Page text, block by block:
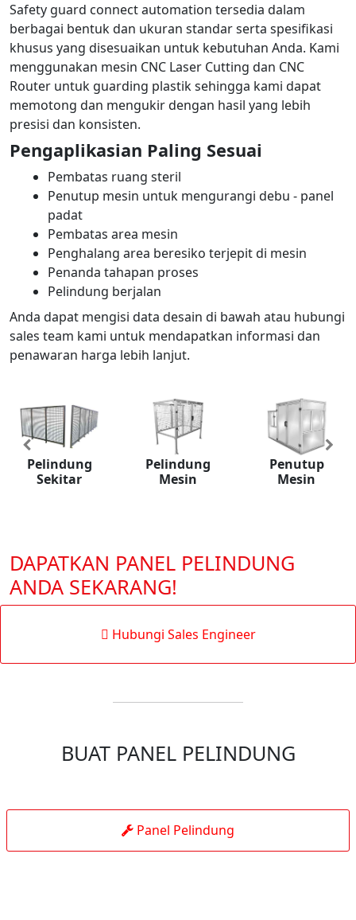
Safety guard connect automation tersedia dalam
berbagai bentuk dan ukuran standar serta spesifikasi
khusus yang disesuaikan untuk kebutuhan Anda. Kami
menggunakan mesin CNC Laser Cutting dan CNC
Router untuk guarding plastik sehingga kami dapat
memotong dan mengukir dengan hasil yang lebih
presisi dan konsisten.
Pengaplikasian Paling Sesuai
Pembatas ruang steril
Penutup mesin untuk mengurangi debu - panel
padat
Pembatas area mesin
Penghalang area beresiko terjepit di mesin
Penanda tahapan proses
Pelindung berjalan
Anda dapat mengisi data desain di bawah atau hubungi
sales team kami untuk mendapatkan informasi dan
penawaran harga lebih lanjut.
Pelindung
Sekitar
Pelindung
Mesin
Penutup
Mesin
Previous Next
DAPATKAN PANEL PELINDUNG
ANDA SEKARANG!
Hubungi Sales Engineer
BUAT PANEL PELINDUNG
Panel Pelindung